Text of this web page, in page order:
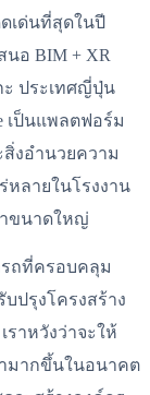
เด่นที่สุดในปี
อ BIM + XR
ะ ประเทศญี่ปุ่น
เป็นแพลตฟอร์ม
สิ่งอำนวยความ
หลายในโรงงาน
ขนาดใหญ่
รถที่ครอบคลุม
ปรุงโครงสร้าง
าหวังว่าจะให้
มากขึ้นในอนาคต